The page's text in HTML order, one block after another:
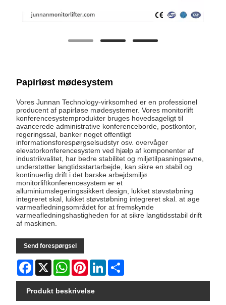
Papirløst mødesystem
Vores Junnan Technology-virksomhed er en professionel
producent af papirløse mødesystemer. Vores monitorlift
konferencesystemprodukter bruges hovedsageligt til
avancerede administrative konferenceborde, postkontor,
regeringssal, banker noget offentligt
informationsforespørgselsudstyr osv. overvåger
elevatorkonferencesystem ved hjælp af komponenter af
industrikvalitet, har bedre stabilitet og miljøtilpasningsevne,
understøtter langtidsstartarbejde, kan sikre en stabil og
kontinuerlig drift i det barske arbejdsmiljø.
monitorliftkonferencesystem er et
alluminiumslegeringssikkert design, lukket støvstøbning
integreret skal, lukket støvstøbning integreret skal. at øge
varmeafledningsområdet for at fremskynde
varmeafledningshastigheden for at sikre langtidsstabil drift
af maskinen.
Send forespørgsel
Facebook
X WhatsAppPinterestLinkedIn
Produkt beskrivelse